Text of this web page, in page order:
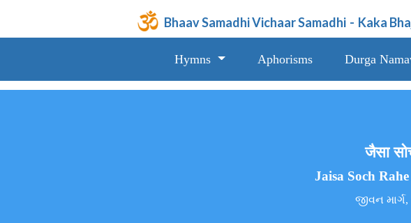
Bhaav Samadhi Vichaar Samadhi - Kaka
Hymns Aphorisms Durga
जैसा
Jaisa Soch
જીવન